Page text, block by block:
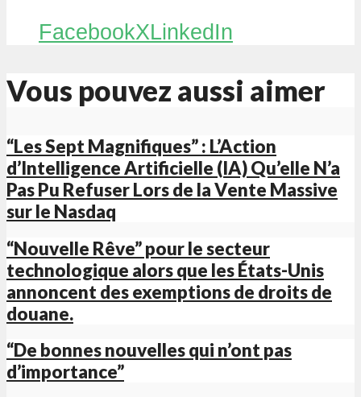
FacebookXLinkedIn
Vous pouvez aussi aimer
“Les Sept Magnifiques” : L’Action
d’Intelligence Artificielle (IA) Qu’elle N’a
Pas Pu Refuser Lors de la Vente Massive
sur le Nasdaq
“Nouvelle Rêve” pour le secteur
technologique alors que les États-Unis
annoncent des exemptions de droits de
douane.
“De bonnes nouvelles qui n’ont pas
d’importance”